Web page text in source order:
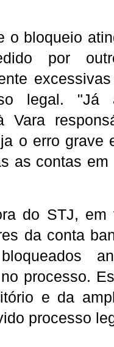
o bloqueio
por
legal. "Já
Vara
o erro grave
as contas
do STJ,
da conta
processo.
e da
processo